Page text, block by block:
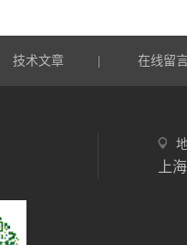
技术文章 在线留
上